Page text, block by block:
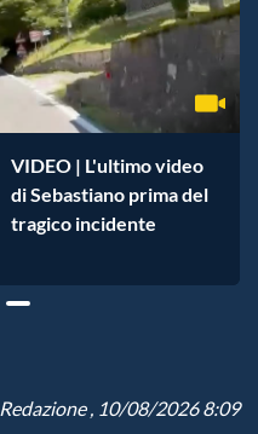
VIDEO | L'ultimo video
di Sebastiano prima del
tragico incidente
Redazione, 10/08/2026 8:09